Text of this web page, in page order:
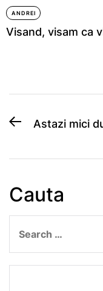
ANDREI
Visand, visam ca
Post
PreviousAstazi mici
Cauta
for: